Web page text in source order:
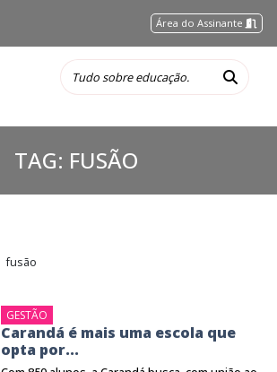
Área do Assinante
TAG: FUSÃO
fusão
GESTÃO
Carandá é mais uma escola que
opta por...